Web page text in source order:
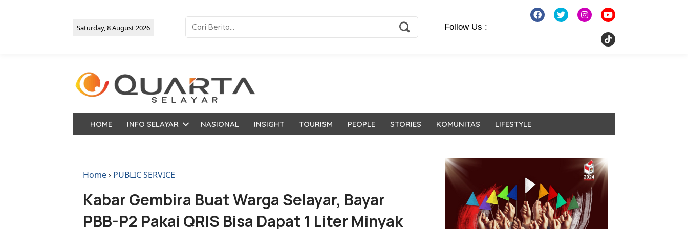
Saturday, 8 August 2026 Follow Us :
HOME INFO SELAYAR NASIONAL INSIGHT TOURISM PEOPLE STORIES KOMUNITAS LIFESTYLE
Home› PUBLIC SERVICE
Kabar Gembira Buat Warga Selayar, Bayar
PBB-P2 Pakai QRIS Bisa Dapat 1 Liter Minyak